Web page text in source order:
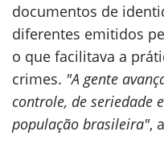
documentos de
diferentes emitidos
o que facilitava a
crimes. "A gente
controle, de seriedade
população brasileira",